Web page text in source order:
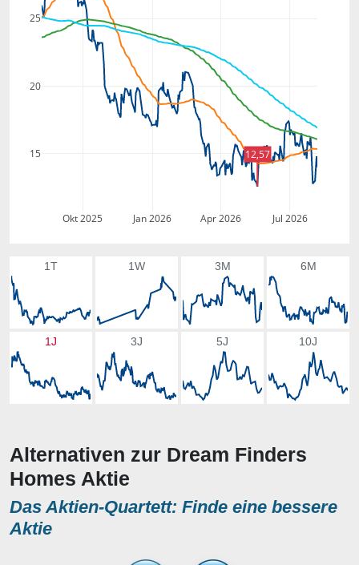
Okt 2025 Jan 2026 Apr 2026 Jul 2026
15
20
25
12,57
1T 1W 3M 6M
1J 3J 5J 10J
Alternativen zur Dream Finders
Homes Aktie
Das Aktien-Quartett: Finde eine bessere
Aktie